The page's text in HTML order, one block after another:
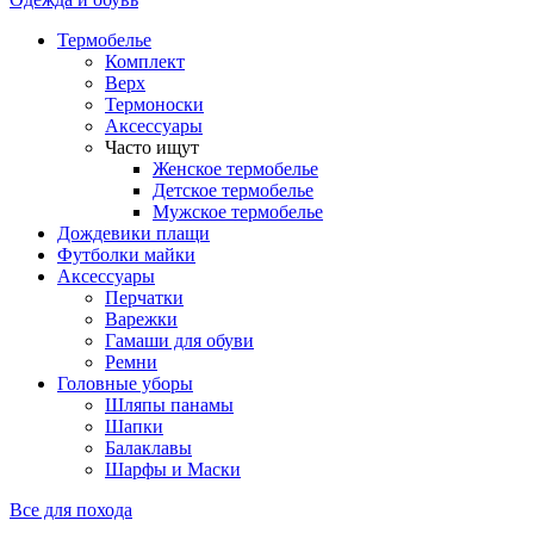
Термобелье
Комплект
Верх
Термоноски
Аксессуары
Часто ищут
Женское термобелье
Детское термобелье
Мужское термобелье
Дождевики плащи
Футболки майки
Аксессуары
Перчатки
Варежки
Гамаши для обуви
Ремни
Головные уборы
Шляпы панамы
Шапки
Балаклавы
Шарфы и Маски
Все для похода